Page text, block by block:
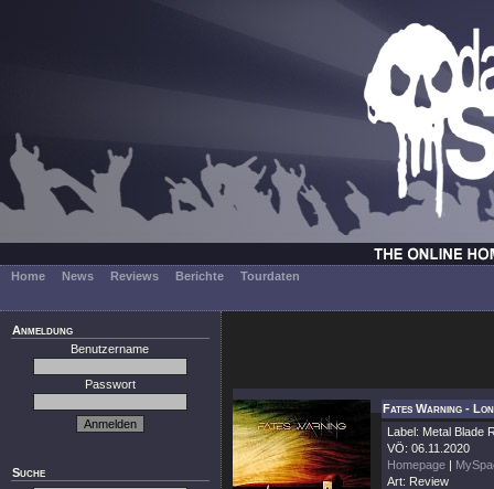
Home News Reviews Berichte Tourdaten
Anmeldung
Benutzername
Passwort
Suche
Fates Warning -
Label: Metal Blade
VÖ: 06.11.2020
Homepage |
Art: Review